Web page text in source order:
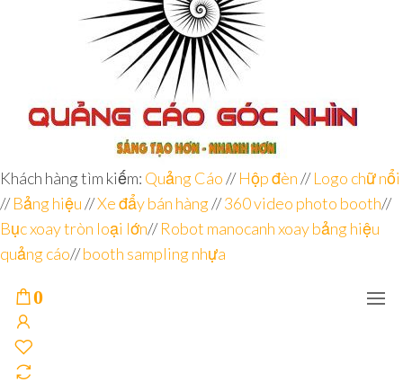
Đơn vị
chuyên
sâu – 8
năm
kinh
nghiệm
Góc
Nhìn
Agency –
nhà sản
xuất
POSM,
Quầy
Sampling,
Booth
trưng
bày, tủ
trưng
bày… tại
Tp.Hồ
Khách hàng tìm kiếm: Quảng Cáo//Hộp đèn//Logo chữ nổi
//Bảng hiệu//Xe đẩy bán hàng//360 video photo booth//
Bục xoay tròn loại lớn//Robot manocanh xoay bảng hiệu
quảng cáo//booth sampling nhựa
0